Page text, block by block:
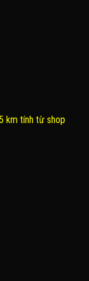
km tính từ shop